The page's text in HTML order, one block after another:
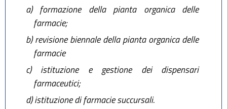
a)formazione della pianta organica delle
farmacie;
b)revisione biennale della pianta organica delle
farmacie
c)istituzione e gestione dei dispensari
farmaceutici;
d)istituzione di farmacie succursali.